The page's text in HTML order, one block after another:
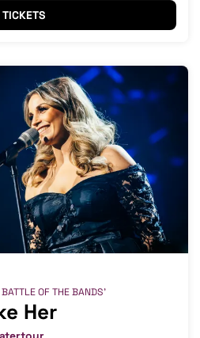
TICKETS
Her
OF THE BANDS’